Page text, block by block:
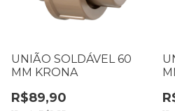
UNIÃO SOLDÁVEL 60
MM KRONA
R$89,90